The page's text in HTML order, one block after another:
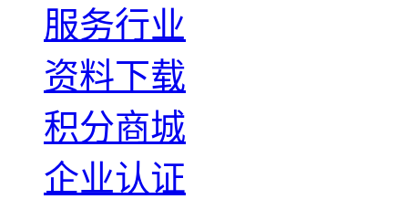
服务行业
资料下载
积分商城
企业认证